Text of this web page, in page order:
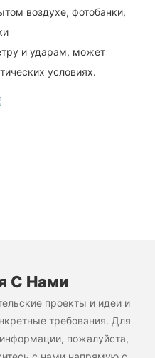
воздухе, фотобанки,
и ударам, может
условиях.
С Нами
проекты и идеи и
требования. Для
пожалуйста,